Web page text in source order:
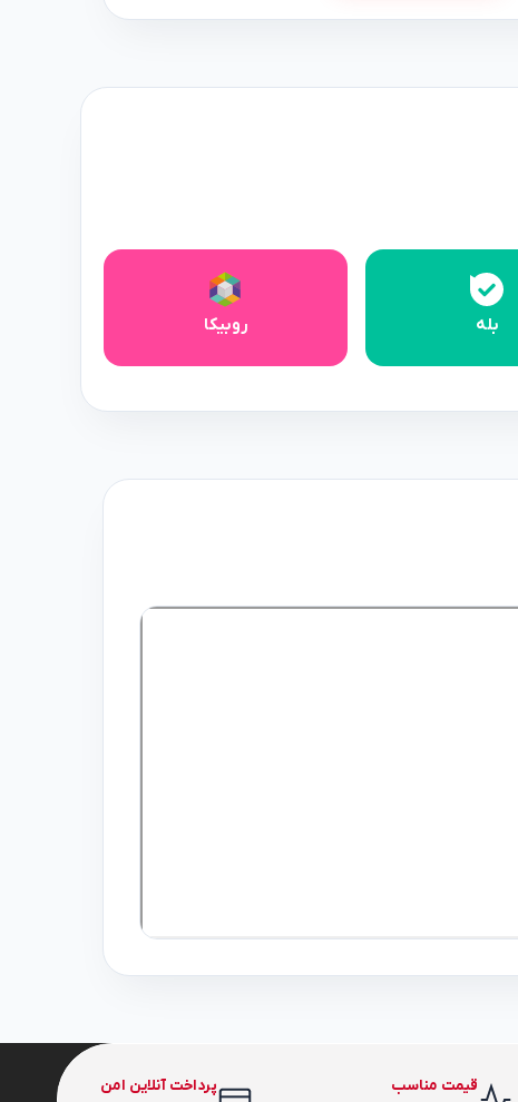
بله روبیکا
قیمت مناسب پرداخت آنلاین امن